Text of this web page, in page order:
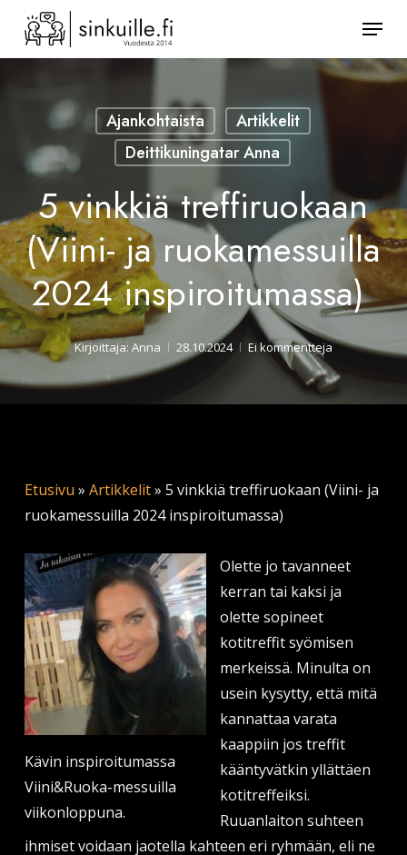
Skip
main
Ajankohtaista
Artikkelit
Deittikuningatar Anna
5 vinkkiä treffiruokaan
(Viini- ja ruokamessuilla
2024 inspiroitumassa)
Kirjoittaja: Anna 28.10.2024 Ei kommentteja
Etusivu » Artikkelit» 5 vinkkiä treffiruokaan (Viini- ja
ruokamessuilla 2024 inspiroitumassa)
Kävin inspiroitumassa
Viini&Ruoka-messuilla
viikonloppuna.
Olette jo tavanneet
kerran tai kaksi ja
olette sopineet
kotitreffit syömisen
merkeissä. Minulta on
usein kysytty, että mitä
kannattaa varata
kaappiin jos treffit
kääntyvätkin yllättäen
kotitreffeiksi.
Ruuanlaiton suhteen
ihmiset voidaan jaotella kahteen eri ryhmään, eli ne
Sulje